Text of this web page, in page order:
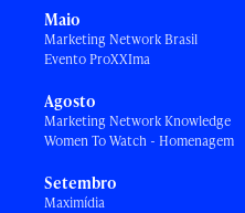
Maio
Marketing Network Brasil
Evento ProXXIma
Agosto
Marketing Network Knowledge
Women To Watch - Homenagem
Setembro
Maximídia